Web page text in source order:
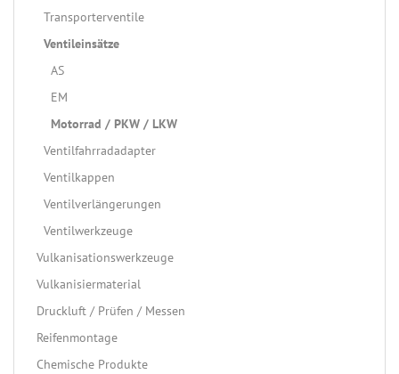
Transporterventile
Ventileinsätze
AS
EM
Motorrad / PKW / LKW
Ventilfahrradadapter
Ventilkappen
Ventilverlängerungen
Ventilwerkzeuge
Vulkanisationswerkzeuge
Vulkanisiermaterial
Druckluft / Prüfen / Messen
Reifenmontage
Chemische Produkte